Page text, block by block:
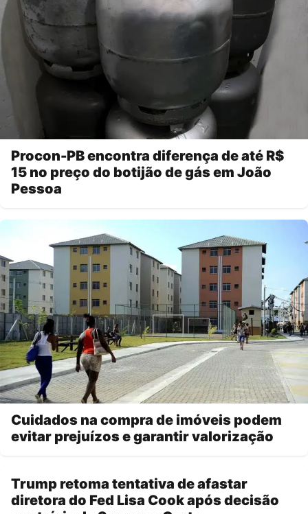
Procon-PB encontra diferença de até R$
15 no preço do botijão de gás em João
Pessoa
Cuidados na compra de imóveis podem
evitar prejuízos e garantir valorização
Trump retoma tentativa de afastar
diretora do Fed Lisa Cook após decisão